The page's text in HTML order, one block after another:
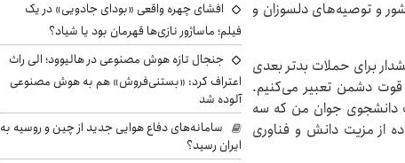
و توصیه‌های دلسوزان و
برای حملات بدتر بعدی
قوت دشمن تعبیر می‌کنیم.
دانشجوی جوان من که سه
از مزیت دانش و فناوری
افشای چهره واقعی «بودای جادویی» در یک
فیلم؛ ماساژور نازی‌ها قهرمان بود یا شیاد؟
جنجال تازه هوش مصنوعی در هالیوود؛ الی راث
اعتراف کرد: «بستنی‌فروش» هم به هوش مصنوعی
آلوده شد
سامانه‌های دفاع هوایی جدید از چین و روسیه به
ایران رسید؟